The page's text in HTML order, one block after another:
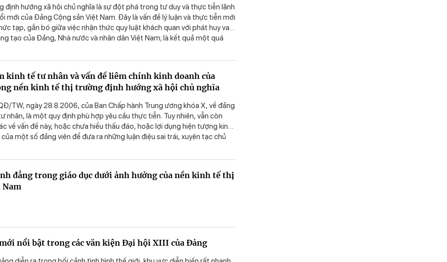
định hướng xã hội chủ nghĩa là sự đột phá trong tư duy và thực tiễn lãnh
mới của Đảng Cộng sản Việt Nam. Đây là vấn đề lý luận và thực tiễn mới
tạp, gắn bó giữa việc nhận thức quy luật khách quan với phát huy vai
tạo của Đảng, Nhà nước và nhân dân Việt Nam; là kết quả một quá
sắc hơn.
kinh tế tư nhân và vấn đề liêm chính kinh doanh của
nền kinh tế thị trường định hướng xã hội chủ nghĩa
TW, ngày 28.8.2006, của Ban Chấp hành Trung ương khóa X, về đảng
nhân, là một quy định phù hợp yêu cầu thực tiễn. Tuy nhiên, vẫn còn
về vấn đề này, hoặc chưa hiểu thấu đáo, hoặc lợi dụng hiện tượng kinh
một số đảng viên để đưa ra những luận điệu sai trái, xuyên tạc chủ
đẳng trong giáo dục dưới ảnh hưởng của nền kinh tế thị
nổi bật trong các văn kiện Đại hội XIII của Đảng